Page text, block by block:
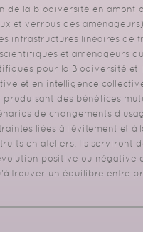
la biodiversité en amont
et verrous des
infrastructures linéaires de
et aménageurs
pour la Biodiversité
et en intelligence
des bénéfices
de changements
liées à l’évitement et
en ateliers. Ils serviront
positive ou
trouver un équilibre entre